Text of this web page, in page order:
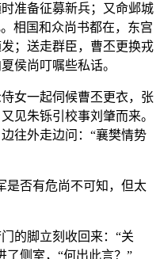
准备征募新兵；又命邺城
相国和众尚书都在，东宫
；送走群臣，曹丕更换戎
侯尚叮嘱些私话。
女一起伺候曹丕更衣，张
见朱铄引校事刘肇而来。
往外走边问：“襄樊情势
是否有危尚不可知，但太
的脚立刻收回来：“关
了侧室，“何出此言？”